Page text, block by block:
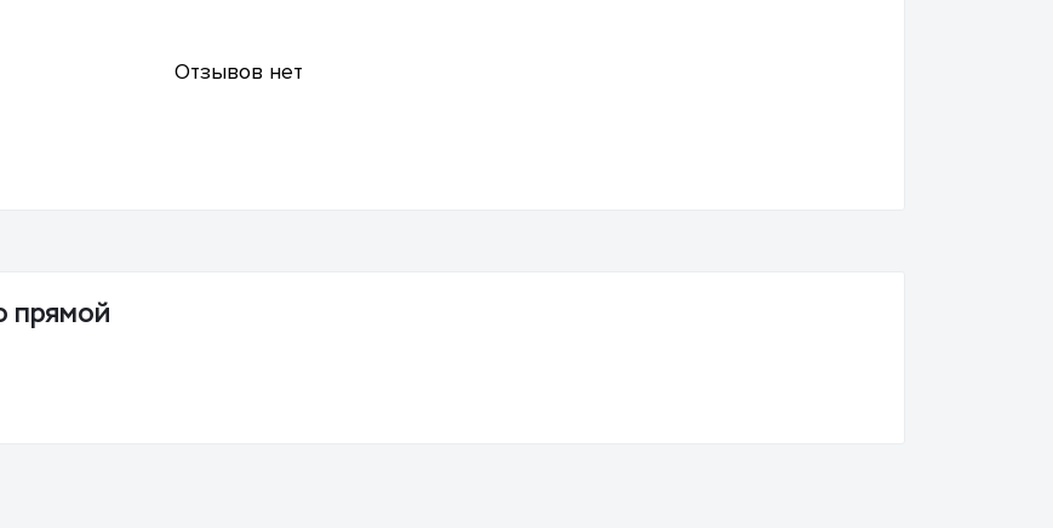
Отзывов нет
прямой